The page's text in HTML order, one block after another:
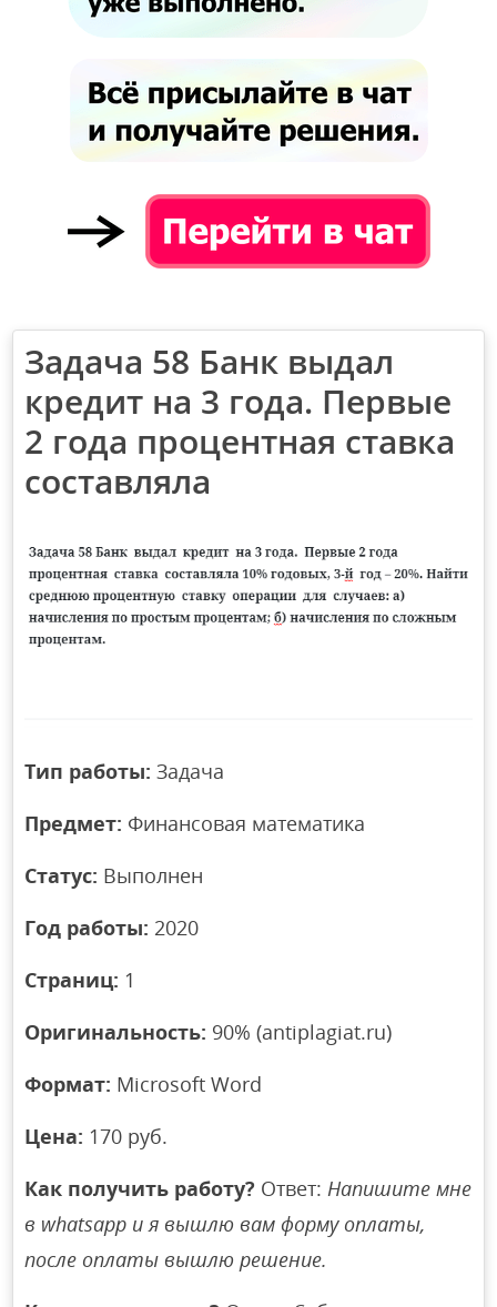
Задача 58 Банк выдал
кредит на 3 года. Первые
2 года процентная ставка
составляла
Тип работы: Задача
Предмет: Финансовая математика
Статус: Выполнен
Год работы: 2020
Страниц: 1
Оригинальность: 90% (antiplagiat.ru)
Формат: Microsoft Word
Цена: 170 руб.
Как получить работу? Ответ: Напишите мне
в whatsapp и я вышлю вам форму оплаты,
после оплаты вышлю решение.